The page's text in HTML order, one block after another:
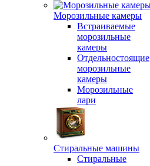
Морозильные камеры
Встраиваемые
морозильные
камеры
Отдельностоящие
морозильные
камеры
Морозильные
лари
Стиральные машины
Стиральные